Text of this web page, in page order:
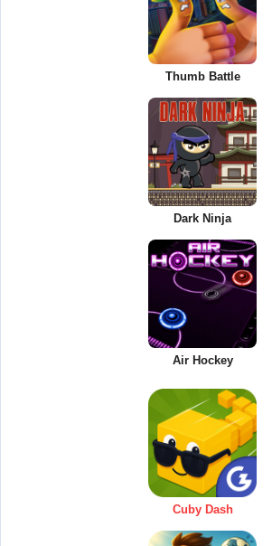
Thumb Battle
Dark Ninja
Air Hockey
Cuby Dash